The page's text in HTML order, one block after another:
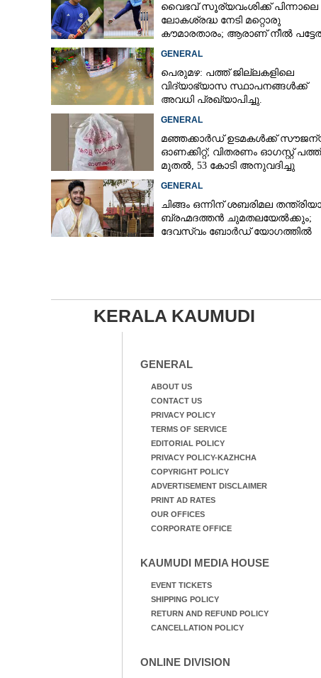
വൈഭവ് സൂര്യവംശിക്ക് പിന്നാലെ
ലോകശ്രദ്ധ നേടി മറ്റൊരു
കൗമാരതാരം; ആരാണ് നീൽ
GENERAL
പെരുമഴ: പത്ത് ജില്ലകളിലെ
വിദ്യാഭ്യാസ സ്ഥാപനങ്ങൾക്ക്
അവധി പ്രഖ്യാപിച്ചു.
GENERAL
മഞ്ഞക്കാർഡ് ഉടമകൾക്ക്
ഓണക്കിറ്റ്; വിതരണം ഓഗസ്റ്റ് പത്ത്
മുതൽ, 53 കോടി അനുവദിച്ചു
GENERAL
ചിങ്ങം ഒന്നിന് ശബരിമല
ബ്രഹ്മദത്തൻ ചുമതലയേൽക്കും;
ദേവസ്വം ബോർഡ് യോഗത്തിൽ
KERALA KAUMUDI
GENERAL
ABOUT US
CONTACT US
PRIVACY POLICY
TERMS OF SERVICE
EDITORIAL POLICY
PRIVACY POLICY-KAZHCHA
COPYRIGHT POLICY
ADVERTISEMENT DISCLAIMER
PRINT AD RATES
OUR OFFICES
CORPORATE OFFICE
KAUMUDI MEDIA HOUSE
EVENT TICKETS
SHIPPING POLICY
RETURN AND REFUND POLICY
CANCELLATION POLICY
ONLINE DIVISION